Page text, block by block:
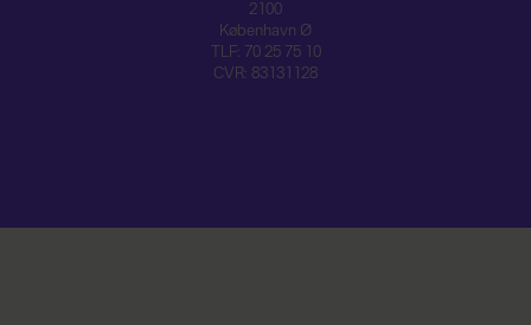
2100
København Ø
TLF: 70 25 75 10
CVR: 83131128